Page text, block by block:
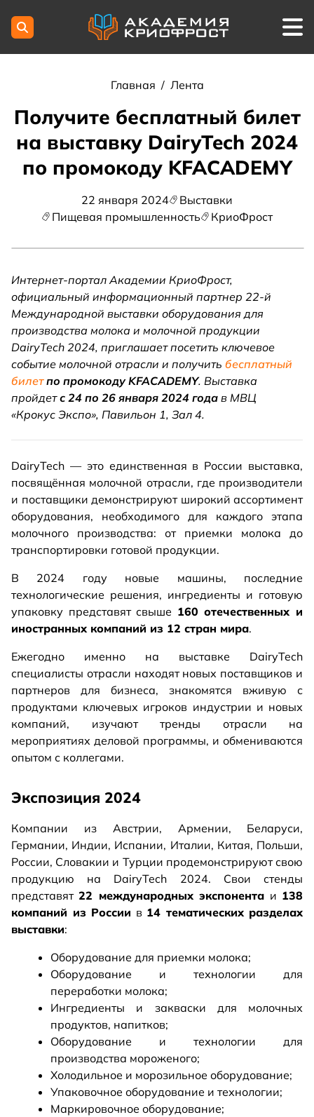
Главная / Лента
Получите бесплатный билет
на выставку DairyTech 2024
по промокоду KFACADEMY
22 января 2024
Выставки
Пищевая промышленность
КриоФрост
Интернет-портал Академии КриоФрост,
официальный информационный партнер 22-й
Международной выставки оборудования для
производства молока и молочной продукции
DairyTech 2024, приглашает посетить ключевое
событие молочной отрасли и получить бесплатный
билет по промокоду KFACADEMY. Выставка
пройдетс 24 по 26 января 2024 года в МВЦ
«Крокус Экспо», Павильон 1, Зал 4.
DairyTech — это единственная в России выставка,
посвящённая молочной отрасли, где производители
и поставщики демонстрируют широкий ассортимент
оборудования, необходимого для каждого этапа
молочного производства: от приемки молока до
транспортировки готовой продукции.
В 2024 году новые машины, последние
технологические решения, ингредиенты и готовую
упаковку представят свыше 160 отечественных и
иностранных компаний из 12 стран мира.
Ежегодно именно на выставке DairyTech
специалисты отрасли находят новых поставщиков и
партнеров для бизнеса, знакомятся вживую с
продуктами ключевых игроков индустрии и новых
компаний, изучают тренды отрасли на
мероприятиях деловой программы, и обмениваются
опытом с коллегами.
Экспозиция 2024
Компании из
Австрии, Армении, Беларуси,
Германии, Индии, Испании, Италии, Китая, Польши,
России, Словакии и Турции продемонстрируют свою
продукцию на DairyTech 2024. Свои стенды
представят 22 международных экспонента и 138
компаний из России в 14 тематических разделах
выставки:
Оборудование для приемки молока;
Оборудование и технологии для
переработки молока;
Ингредиенты и закваски для молочных
продуктов, напитков;
Оборудование и технологии для
производства мороженого;
Холодильное и морозильное оборудование;
Упаковочное оборудование и технологии;
Маркировочное оборудование;